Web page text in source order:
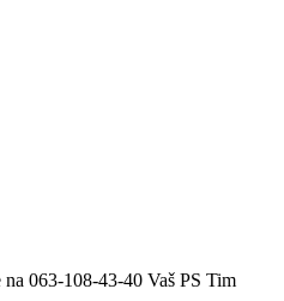
063-108-43-40 Vaš PS Tim